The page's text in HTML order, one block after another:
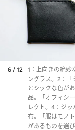
6 / 12
1：上向きの絶妙
ングラス。2：
とシックな色が
品。「オフィシ
レクト。4：ジッ
布。「服はモノ
があるものを選